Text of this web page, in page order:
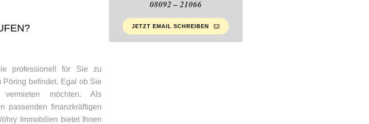
professionell für Sie zu
befindet. Egal ob Sie
möchten. Als
passenden finanzkräftigen
Immobilien bietet Ihnen
08092 – 21066
JETZT EMAIL SCHREIBEN